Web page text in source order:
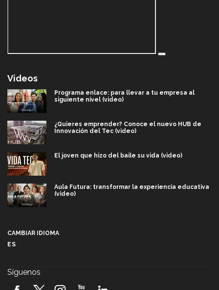
Videos
Programa enlace: para llevar a tu empresa al
siguiente nivel (video)
¿Quieres emprender? Conoce el nuevo HUB de
Innovación del Tec (video)
El joven que hizo del baile su vida (video)
Aula Futura: transformar la experiencia educativa
(video)
2026! (video)
CAMBIAR IDIOMA
ES
Síguenos